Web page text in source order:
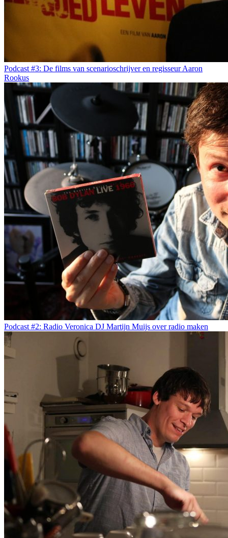
Podcast #3: De films van scenarioschrijver en regisseur Aaron
Rookus
Podcast #2: Radio Veronica DJ Martijn Muijs over radio maken